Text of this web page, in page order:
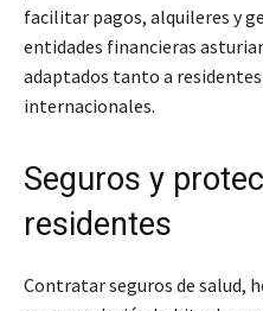
facilitar pagos, alquileres y
entidades financieras
adaptados tanto a
internacionales.
Seguros y
residentes
Contratar seguros de salud,